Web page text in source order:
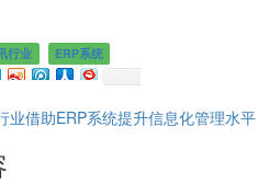
行业 ERP系统
业借助ERP系统提升信息化管理水平